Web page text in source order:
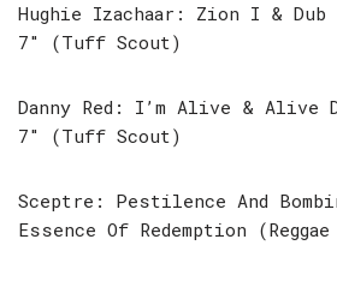
Hughie Izachaar: Zion I & Dub
7″ (Tuff Scout)
Danny Red: I’m Alive & Alive
7″ (Tuff Scout)
Sceptre: Pestilence And
Essence Of Redemption